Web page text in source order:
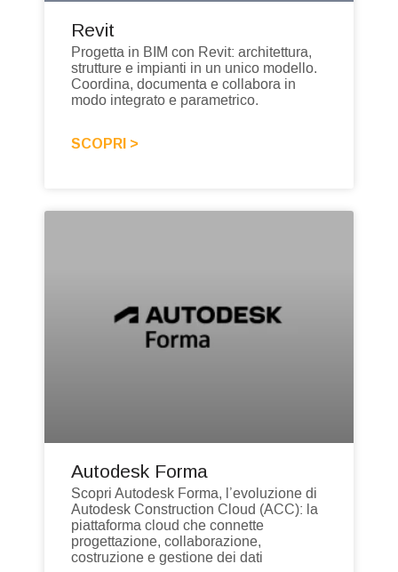
Revit
Progetta in BIM con Revit: architettura,
strutture e impianti in un unico modello.
Coordina, documenta e collabora in
modo integrato e parametrico.
SCOPRI >
Autodesk Forma
Scopri Autodesk Forma, l’evoluzione di
Autodesk Construction Cloud (ACC): la
piattaforma cloud che connette
progettazione, collaborazione,
costruzione e gestione dei dati